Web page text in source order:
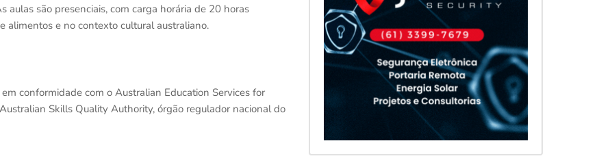
são presenciais, com carga horária de 20 horas
alimentos e no contexto cultural australiano.
conformidade com o Australian Education Services for
Skills Quality Authority, órgão regulador nacional do